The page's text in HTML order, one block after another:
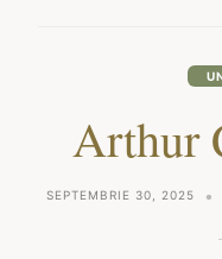
Arthur
SEPTEMBRIE 30, 2025